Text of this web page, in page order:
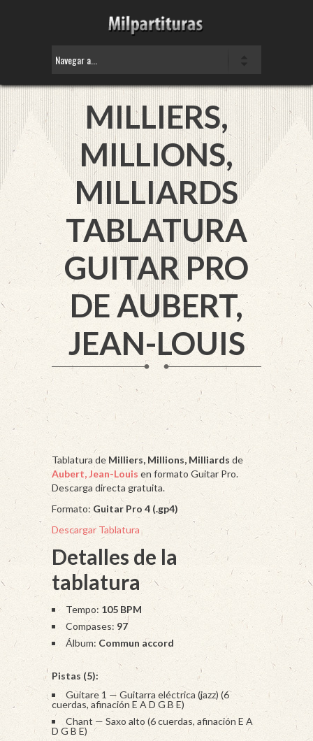
MILLIERS,
MILLIONS,
MILLIARDS
TABLATURA
GUITAR PRO
DEAUBERT,
JEAN-LOUIS
Tablatura de Milliers, Millions, Milliards de
Aubert, Jean-Louis en formato Guitar Pro.
Descarga directa gratuita.
Formato: Guitar Pro 4 (.gp4)
Descargar Tablatura
Detalles de la
tablatura
Tempo: 105 BPM
Compases: 97
Álbum: Commun accord
Pistas (5):
Guitare 1 — Guitarra eléctrica (jazz) (6
cuerdas, afinación E A D G B E)
Chant — Saxo alto (6 cuerdas, afinación E A
D G B E)